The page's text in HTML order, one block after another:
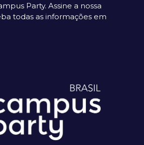
Party. Assine a nossa
todas as informações em